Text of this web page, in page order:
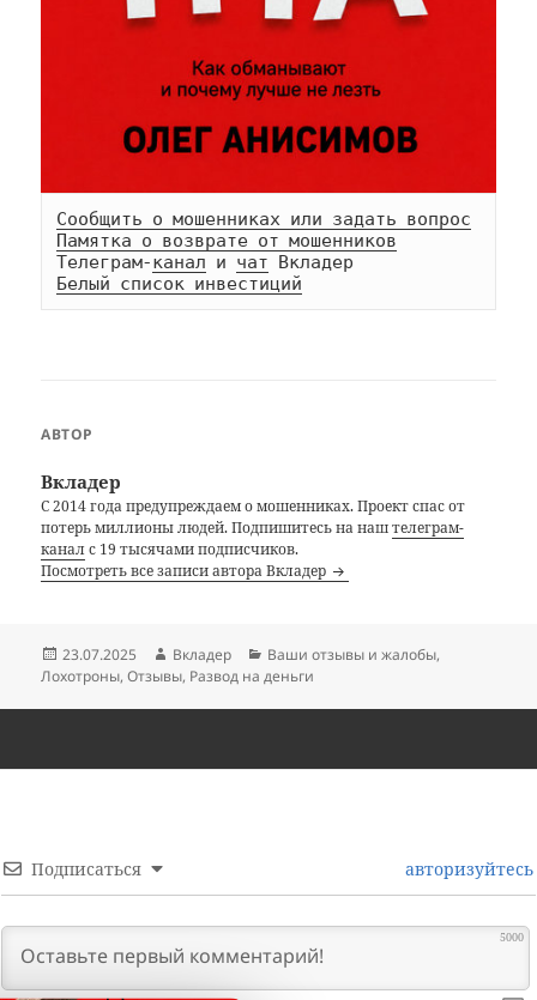
Сообщить о мошенниках или задать вопрос
Памятка о возврате от мошенников
Телеграм-канал и чат
Белый список инвестиций
АВТОР
Вкладер
С 2014 года предупреждаем о мошенниках. Проект спас от
потерь миллионы людей. Подпишитесь на наштелеграм-
каналс 19 тысячами подписчиков.
Посмотреть все записи автора Вкладер
Опубликовано
23.07.2025 Автор
Вкладер Рубрики
Ваши отзывы и жалобы,
Лохотроны,Отзывы, Развод на деньги
Подписаться авторизуйтесь
5000